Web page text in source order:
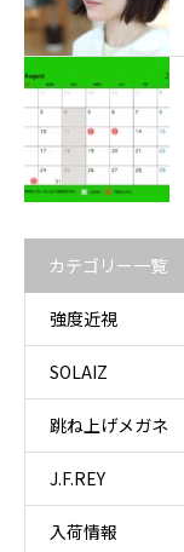
カテゴリー一覧
強度近視
SOLAIZ
跳ね上げメガネ
J.F.REY
入荷情報